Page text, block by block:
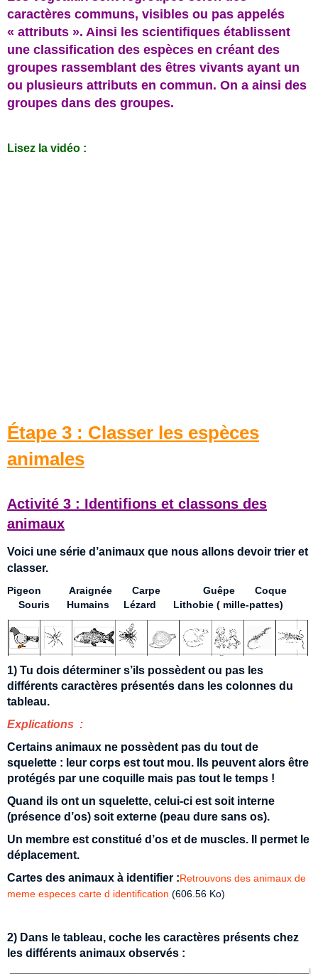
caractères communs, visibles ou pas appelés
« attributs ». Ainsi les scientifiques établissent
une classification des espèces en créant des
groupes rassemblant des êtres vivants ayant un
ou plusieurs attributs en commun. On a ainsi des
groupes dans des groupes.
Lisez la vidéo :
Étape 3 : Classer les espèces
animales
Activité 3 : Identifions et classons des
animaux
Voici une série d’animaux que nous allons devoir trier et
classer.
Pigeon Araignée Carpe Guêpe Coque
Souris Humains Lézard Lithobie ( mille-pattes)
1) Tu dois déterminer s’ils possèdent ou pas les
différents caractères présentés dans les colonnes du
tableau.
Explications :
Certains animaux ne possèdent pas du tout de
squelette : leur corps est tout mou. Ils peuvent alors être
protégés par une coquille mais pas tout le temps !
Quand ils ont un squelette, celui-ci est soit interne
(présence d’os) soit externe (peau dure sans os).
Un membre est constitué d’os et de muscles. Il permet le
déplacement.
Cartes des animaux à identifier :Retrouvons des animaux de
meme especes carte d identification (606.56 Ko)
2) Dans le tableau, coche les caractères présents chez
les différents animaux observés :